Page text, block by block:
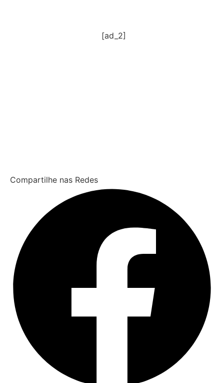
[ad_2]
Compartilhe nas Redes